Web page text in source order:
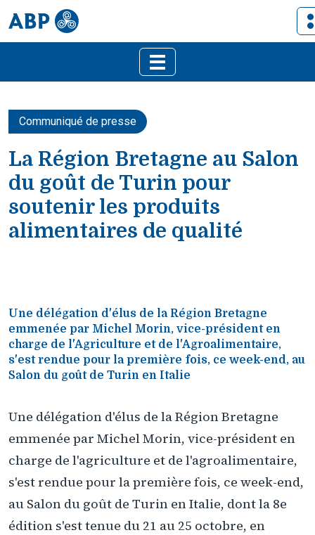
Communiqué de presse
La Région Bretagne au Salon
du goût de Turin pour
soutenir les produits
alimentaires de qualité
Une délégation d'élus de la Région Bretagne
emmenée par Michel Morin, vice-président en
charge de l'Agriculture et de l'Agroalimentaire,
s'est rendue pour la première fois, ce week-end, au
Salon du goût de Turin en Italie
Une délégation d'élus de la Région Bretagne
emmenée par Michel Morin, vice-président en
charge de l'agriculture et de l'agroalimentaire,
s'est rendue pour la première fois, ce week-end,
au Salon du goût de Turin en Italie, dont la 8e
édition s'est tenue du 21 au 25 octobre, en